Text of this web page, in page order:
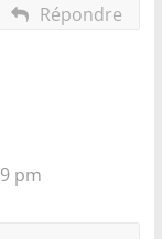
Répondre
pm